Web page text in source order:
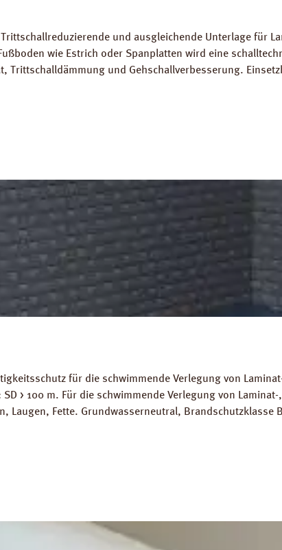
und ausgleichende Unterlage für
wie Estrich oder Spanplatten wird eine
Trittschalldämmung und Gehschallverbesserung.
Warmwasser-Fussbodenheizungen geeignet.
Silent Verlegeanleitung PRINZ Strong Silent
für die schwimmende Verlegung von
> 100 m. Für die schwimmende Verlegung von
Fette. Grundwasserneutral, Brandschutzklasse
Abmessungen: Länge: 10 m, Breite 2 m, Stärke 200